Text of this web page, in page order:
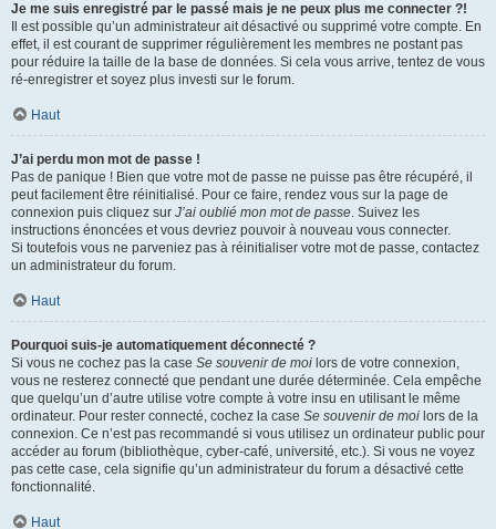
Je me suis enregistré par le passé mais je ne peux plus me connecter ?!
Il est possible qu’un administrateur ait désactivé ou supprimé votre compte. En
effet, il est courant de supprimer régulièrement les membres ne postant pas
pour réduire la taille de la base de données. Si cela vous arrive, tentez de vous
ré-enregistrer et soyez plus investi sur le forum.
Haut
J’ai perdu mon mot de passe !
Pas de panique ! Bien que votre mot de passe ne puisse pas être récupéré, il
peut facilement être réinitialisé. Pour ce faire, rendez vous sur la page de
connexion puis cliquez sur J’ai oublié mon mot de passe. Suivez les
instructions énoncées et vous devriez pouvoir à nouveau vous connecter.
Si toutefois vous ne parveniez pas à réinitialiser votre mot de passe, contactez
un administrateur du forum.
Haut
Pourquoi suis-je automatiquement déconnecté ?
Si vous ne cochez pas la case Se souvenir de moi lors de votre connexion,
vous ne resterez connecté que pendant une durée déterminée. Cela empêche
que quelqu’un d’autre utilise votre compte à votre insu en utilisant le même
ordinateur. Pour rester connecté, cochez la case Se souvenir de moi lors de la
connexion. Ce n’est pas recommandé si vous utilisez un ordinateur public pour
accéder au forum (bibliothèque, cyber-café, université, etc.). Si vous ne voyez
pas cette case, cela signifie qu’un administrateur du forum a désactivé cette
fonctionnalité.
Haut